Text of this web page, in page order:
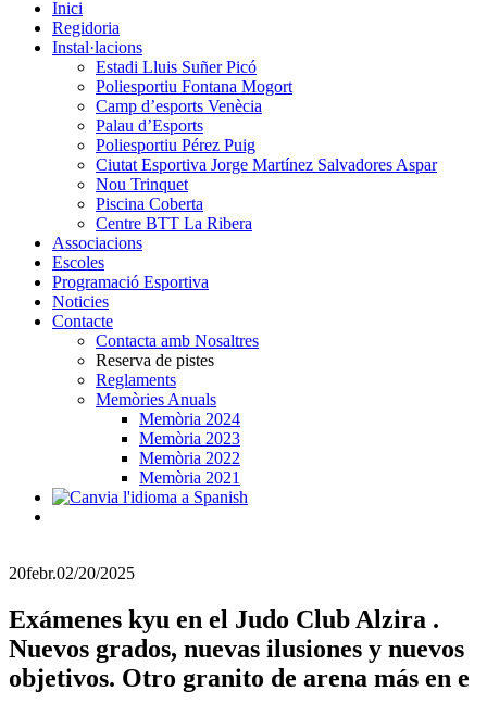
Inici
Regidoria
Instal·lacions
Estadi Lluis Suñer Picó
Poliesportiu Fontana Mogort
Camp d’esports Venècia
Palau d’Esports
Poliesportiu Pérez Puig
Ciutat Esportiva Jorge Martínez Salvadores Aspar
Nou Trinquet
Piscina Coberta
Centre BTT La Ribera
Associacions
Escoles
Programació Esportiva
Noticies
Contacte
Contacta amb Nosaltres
Reserva de pistes
Reglaments
Memòries Anuals
Memòria 2024
Memòria 2023
Memòria 2022
Memòria 2021
20febr.02/20/2025
Exámenes kyu en el Judo Club Alzira .
Nuevos grados, nuevas ilusiones y nuevos
objetivos. Otro granito de arena más en e